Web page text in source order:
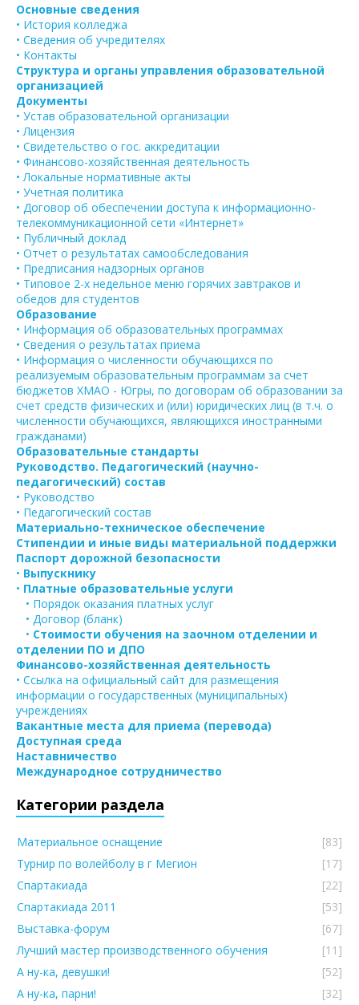
Основные сведения
• История колледжа
• Сведения об учредителях
• Контакты
Структура и органы управления образовательной
организацией
Документы
• Устав образовательной организации
• Лицензия
• Свидетельство о гос. аккредитации
• Финансово-хозяйственная деятельность
• Локальные нормативные акты
• Учетная политика
• Договор об обеспечении доступа к информационно-
телекоммуникационной сети «Интернет»
• Публичный доклад
• Отчет о результатах самообследования
• Предписания надзорных органов
• Типовое 2-х недельное меню горячих завтраков и
обедов для студентов
Образование
• Информация об образовательных программах
• Сведения о результатах приема
• Информация о численности обучающихся по
реализуемым образовательным программам за счет
бюджетов ХМАО - Югры, по договорам об образовании за
счет средств физических и (или) юридических лиц (в т.ч. о
численности обучающихся, являющихся иностранными
гражданами)
Образовательные стандарты
Руководство. Педагогический (научно-
педагогический) состав
• Руководство
• Педагогический состав
Материально-техническое обеспечение
Стипендии и иные виды материальной поддержки
Паспорт дорожной безопасности
• Выпускнику
• Платные образовательные услуги
• Порядок оказания платных услуг
• Договор (бланк)
• Стоимости обучения на заочном отделении и
отделении ПО и ДПО
Финансово-хозяйственная деятельность
• Ссылка на официальный сайт для размещения
информации о государственных (муниципальных)
учреждениях
Вакантные места для приема (перевода)
Доступная среда
Наставничество
Международное сотрудничество
Категории раздела
Материальное оснащение
[83]
Турнир по волейболу в г Мегион
[17]
Спартакиада
[22]
Спартакиада 2011
[53]
Выставка-форум
[67]
Лучший мастер производственного обучения
[11]
А ну-ка, девушки!
[52]
А ну-ка, парни!
[32]